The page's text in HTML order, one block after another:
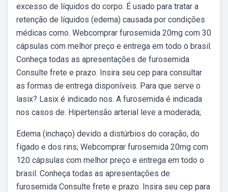
excesso de líquidos do corpo. É usado para tratar a
retenção de líquidos (edema) causada por condições
médicas como. Webcomprar furosemida 20mg com 30
cápsulas com melhor preço e entrega em todo o brasil.
Conheça todas as apresentações de furosemida
Consulte frete e prazo. Insira seu cep para consultar
as formas de entrega disponíveis. Para que serve o
lasix? Lasix é indicado nos. A furosemida é indicada
nos casos de: Hipertensão arterial leve a moderada;
Edema (inchaço) devido a distúrbios do coração, do
fígado e dos rins; Webcomprar furosemida 20mg com
120 cápsulas com melhor preço e entrega em todo o
brasil. Conheça todas as apresentações de
furosemida Consulte frete e prazo. Insira seu cep para